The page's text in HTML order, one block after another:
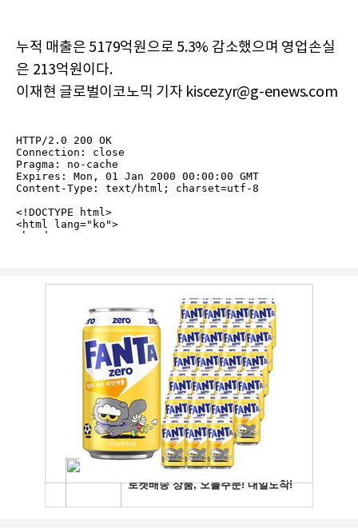
누적 매출은 5179억원으로 5.3% 감소했으며 영업손실
은 213억원이다.
이재현 글로벌이코노믹 기자 kiscezyr@g-enews.com